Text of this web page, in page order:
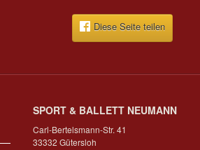
Diese Seite teilen
SPORT & BALLETT NEUMANN
Carl-Bertelsmann-Str. 41
33332 Gütersloh